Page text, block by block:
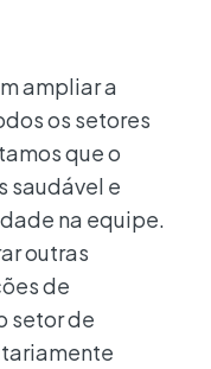
ampliar a
os setores
que o
saudável e
na equipe.
outras
de
setor de